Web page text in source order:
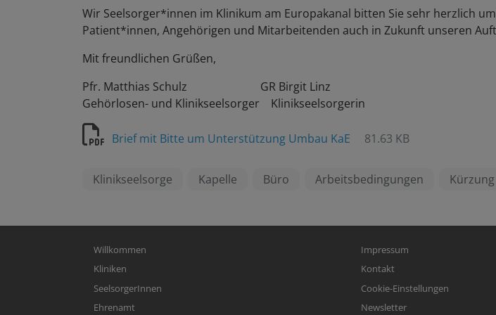
Wir Seelsorger*innen im Klinikum am Europakanal bitten Sie sehr herzlich
Patient*innen, Angehörigen und Mitarbeitenden auch in Zukunft unseren
Mit freundlichen Grüßen,
Pfr. Matthias Schulz GR Birgit Linz
Gehörlosen- und Klinikseelsorger Klinikseelsorgerin
Brief mit Bitte um Unterstützung Umbau KaE 81.63 KB
Klinikseelsorge Kapelle Büro Arbeitsbedingungen Kürzung
Hauptnavigation
Willkommen
Kliniken
SeelsorgerInnen
Ehrenamt
Fußbereichsmenü
Impressum
Kontakt
Cookie-Einstellungen
Newsletter